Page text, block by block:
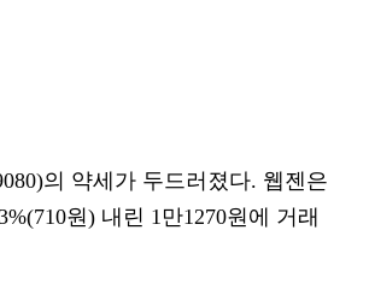
의 약세가 두드러졌다. 웹젠은
원) 내린 1만1270원에 거래